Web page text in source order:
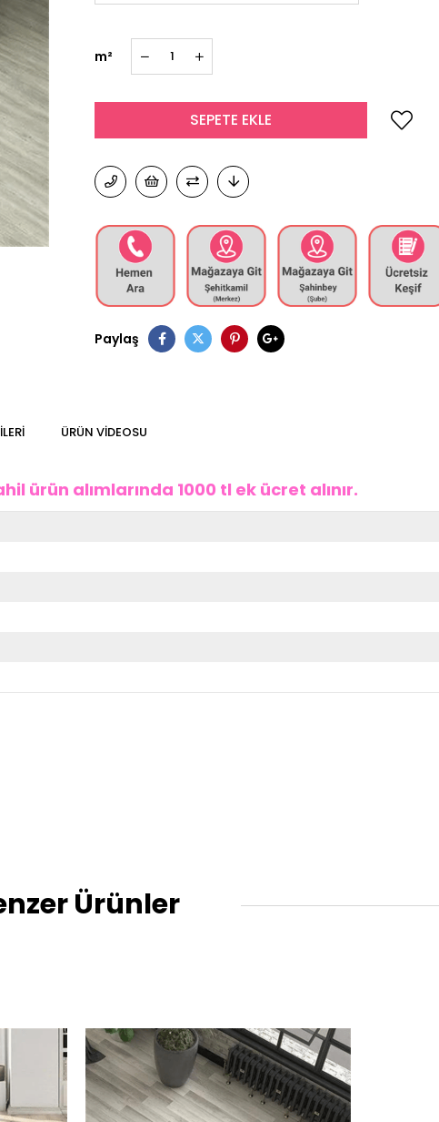
m²
Paylaş
ÜRÜN VİDEOSU
ürün alımlarında 1000 tl ek ücret alınır.
Ürünler